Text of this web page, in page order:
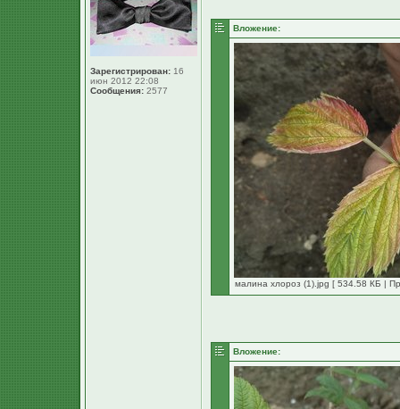
Зарегистрирован: 16
июн 2012 22:08
Сообщения: 2577
Вложение:
малина хлороз (1).jpg [ 534.58 КБ |
Вложение: